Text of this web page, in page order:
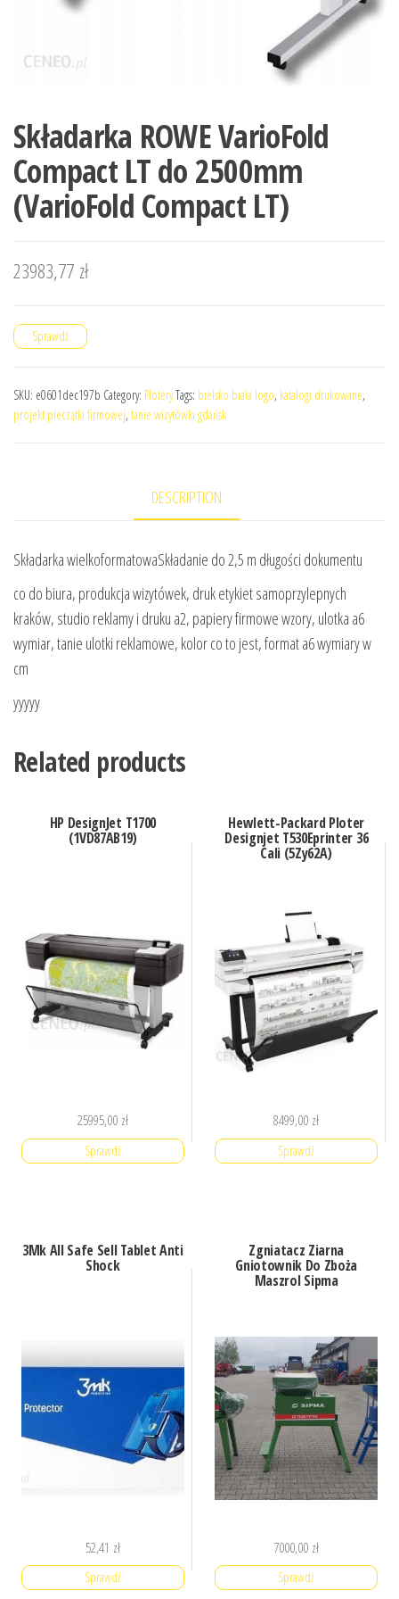
Składarka ROWE VarioFold
Compact LT do 2500mm
(VarioFold Compact LT)
23983,77 zł
Sprawdź
SKU: e0601dec197b Category: PloteryTags: bielsko biała logo, katalogi drukowane,
projekt pieczątki firmowej, tanie wizytówki gdańsk
DESCRIPTION
Składarka wielkoformatowaSkładanie do 2,5 m długości dokumentu
co do biura, produkcja wizytówek, druk etykiet samoprzylepnych
kraków, studio reklamy i druku a2, papiery firmowe wzory, ulotka a6
wymiar, tanie ulotki reklamowe, kolor co to jest, format a6 wymiary w
cm
yyyyy
Related products
HP DesignJet T1700
(1VD87AB19)
25995,00 zł
Sprawdź
Hewlett-Packard Ploter
Designjet T530Eprinter 36
Cali (5Zy62A)
8499,00 zł
Sprawdź
3Mk All Safe Sell Tablet Anti
Shock
52,41 zł
Sprawdź
Zgniatacz Ziarna
Gniotownik Do Zboża
Maszrol Sipma
7000,00 zł
Sprawdź